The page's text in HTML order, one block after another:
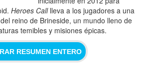
Heroes Calllleva a los jugadores a una
reino de Brineside, un mundo lleno de
temibles y misiones épicas.
RESUMEN ENTERO